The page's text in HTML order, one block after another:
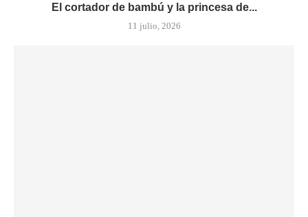
El cortador de bambú y la princesa de...
11 julio, 2026